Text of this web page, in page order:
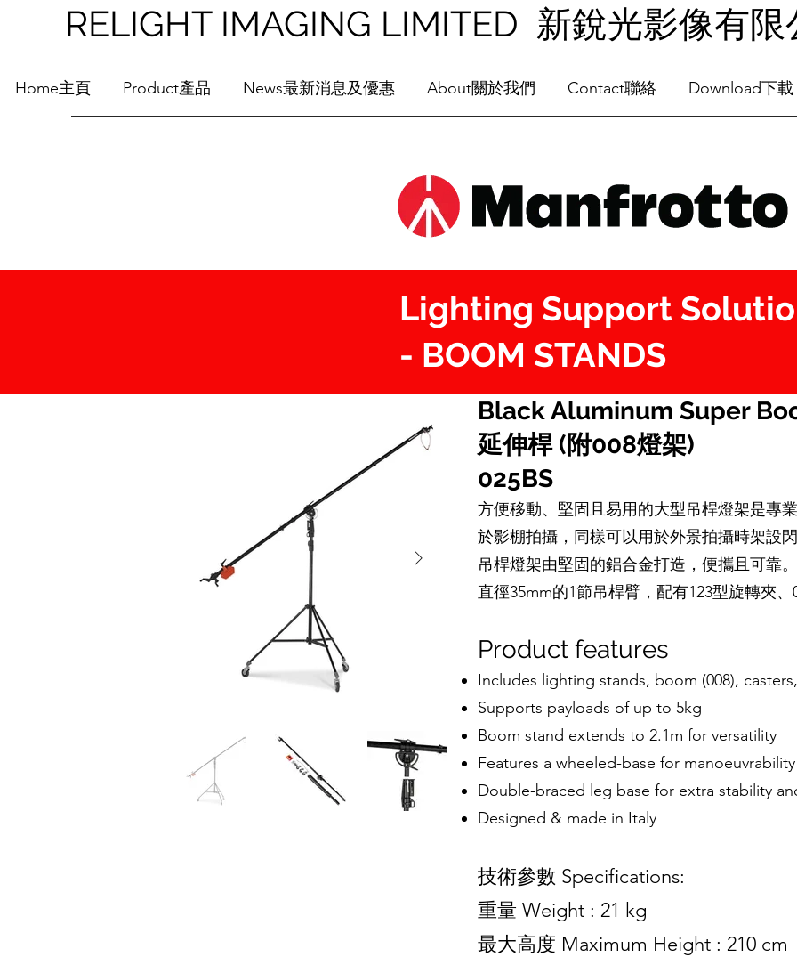
RELIGHT IMAGING LIMITED 新銳光影像有限
Home主頁 Product產品 News最新消息及優惠 About關於我們 Contact聯絡 Download下載
Lighting Support
- BOOM STANDS
Black Aluminum Super
延伸桿 (附008燈架)
025BS
方便移動、堅固且易用的大型吊桿燈架是專
於影棚拍攝，同樣可以用於外景拍攝時架設
吊桿燈架由堅固的鋁合金打造，便攜且可靠
直徑35mm的1節吊桿臂，配有123型旋轉夾、
Product features
Includes lighting stands, boom (008),
Supports payloads of up to 5kg
Boom stand extends to 2.1m for versatility
Features a wheeled-base for manoeuvrability
Double-braced leg base for extra stability
Designed & made in Italy
技術參數 Specifications:
重量 Weight : 21 kg
最大高度 Maximum Height : 210 cm